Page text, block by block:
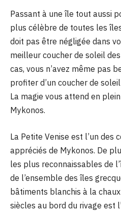
Passant à une île tout aussi
plus célèbre de toutes les
doit pas être négligée dans
meilleur coucher de soleil
cas, vous n’avez même pas
profiter d’un coucher de
La magie vous attend en
Mykonos.
La Petite Venise est l’un des
appréciés de Mykonos. De
les plus reconnaissables de
de l’ensemble des îles
bâtiments blanchis à la
siècles au bord du rivage est